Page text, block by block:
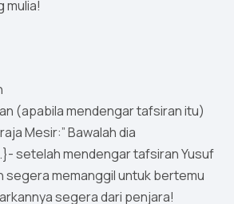
mulia!
(apabila mendengar tafsiran itu)
Mesir:” Bawalah dia
setelah mendengar tafsiran Yusuf
segera memanggil untuk bertemu
segera dari penjara!